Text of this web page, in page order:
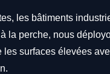
les bâtiments
la perche, nous
les surfaces élevées